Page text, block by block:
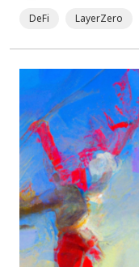
DeFi LayerZero